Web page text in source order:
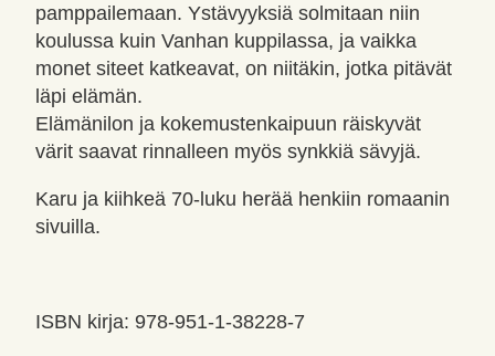
pamppailemaan. Ystävyyksiä solmitaan niin
koulussa kuin Vanhan kuppilassa, ja vaikka
monet siteet katkeavat, on niitäkin, jotka pitävät
läpi elämän.
Elämänilon ja kokemustenkaipuun räiskyvät
värit saavat rinnalleen myös synkkiä sävyjä.
Karu ja kiihkeä 70-luku herää henkiin romaanin
sivuilla.
ISBN kirja: 978-951-1-38228-7